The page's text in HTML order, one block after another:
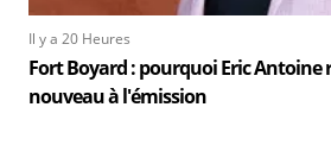
Il y a 20 Heures
Fort Boyard : pourquoi Eric Antoine
nouveau à l'émission